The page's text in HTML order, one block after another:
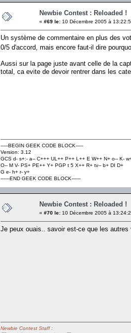
Newbie Contest : Reloaded !
« #69 le: 10 Décembre 2005 à
Un système de commentaire en plus des
0/5 d'accord, mais encore faut-il dire
Aussi sur la page juste avant celle de la
total, ca evite de devoir rentrer dans les
-----BEGIN GEEK CODE BLOCK-----
Version: 3.12
GCS d- s+:- a-- C+++ UL++ P++ L++ E W++ N+ o-- K-
O-- M V- PS+ PE++ Y+ PGP t 5 X++ R+ tv-- b+ DI D+
G e- h+ r- y+
------END GEEK CODE BLOCK------
Newbie Contest : Reloaded !
« #70 le: 10 Décembre 2005 à
Je peux ouais.. savoir est-ce que les
Newbie Contest Staff :